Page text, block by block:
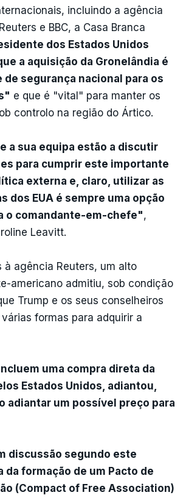
incluindo a agência
e BBC, a Casa Branca
dos Estados Unidos
a aquisição da Gronelândia é
de segurança nacional para os
e que é "vital" para manter os
controlo na região do Ártico.
a sua equipa estão a discutir
para cumprir este importante
externa e, claro, utilizar as
dos EUA é sempre uma opção
o comandante-em-chefe",
Leavitt.
à agência Reuters, um alto
americano admitiu, sob condição
Trump e os seus conselheiros
formas para adquirir a
uma compra direta da
Estados Unidos, adiantou,
adiantar um possível preço para
discussão segundo este
da formação de um Pacto de
(Compact of Free Association)